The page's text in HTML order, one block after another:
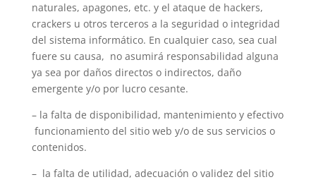
naturales, apagones, etc. y el ataque de hackers,
crackers u otros terceros a la seguridad o integridad
del sistema informático. En cualquier caso, sea cual
fuere su causa, no asumirá responsabilidad alguna
ya sea por daños directos o indirectos, daño
emergente y/o por lucro cesante.
– la falta de disponibilidad, mantenimiento y efectivo
funcionamiento del sitio web y/o de sus servicios o
contenidos.
– la falta de utilidad, adecuación o validez del sitio